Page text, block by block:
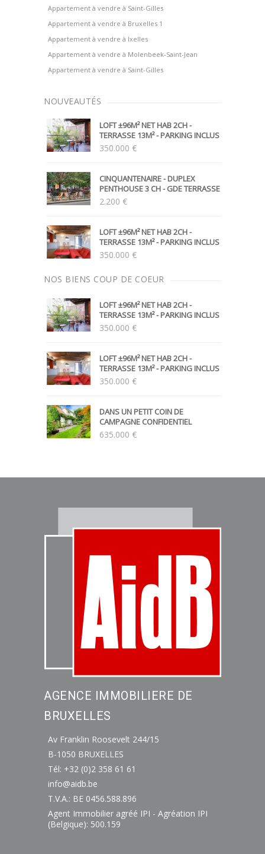
Appartement à vendre à Saint-Gilles
Appartement à vendre à Bruxelles 1
Appartement à vendre à Ixelles
Appartement à vendre à Molenbeek-Saint-Jean
Appartement à vendre à Saint-Gilles
NOUVEAUTÉS
LOFT ±96M² NET HAB 2CH -
TERRASSE 13M² - PARKING INCLUS
350.000 €
CINQUANTENAIRE - DUPLEX
PENTHOUSE 3 CH - GDE TERRASSE
2.200 €
LOFT ±96M² NET HAB 2CH -
TERRASSE 13M² - PARKING INCLUS
350.000 €
NOS BIENS COUP DE COEUR
LOFT ±96M² NET HAB 2CH -
TERRASSE 13M² - PARKING INCLUS
350.000 €
LOFT ±96M² NET HAB 2CH -
TERRASSE 13M² - PARKING INCLUS
350.000 €
DANS UN PETIT COIN DE
CAMPAGNE CONFIDENTIEL
635.000 €
AGENCE IMMOBILIERE DE
BRUXELLES
Av Franklin Roosevelt 244/15
B-1050 BRUXELLES
Tél: +32 (0)2 358 61 61
info@aidb.be
T.V.A.: BE 0456.588.896
Agent Immobilier agréé IPI - Agréation IPI
(Belgique): 500.159